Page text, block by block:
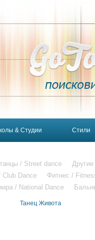
& Студии Стили
/ Street dance
Club Dance
Фитнес /
/ National Dance
Танец Живота